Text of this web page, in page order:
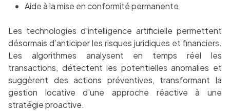
Aide à la mise en conformité permanente
Les technologies d’intelligence artificielle permettent
désormais d’anticiper les risques juridiques et financiers.
Les algorithmes analysent en temps réel les
transactions, détectent les potentielles anomalies et
suggèrent des actions préventives, transformant la
gestion locative d’une approche réactive à une
stratégie proactive.